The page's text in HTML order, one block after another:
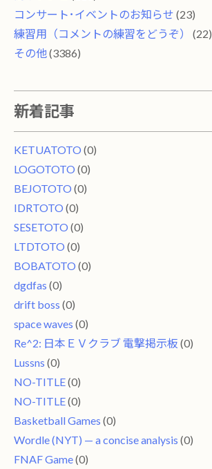
コンサート･イベントのお知らせ (23)
練習用（コメントの練習をどうぞ）
(22)
その他 (3386)
新着記事
KETUATOTO (0)
LOGOTOTO (0)
BEJOTOTO (0)
IDRTOTO (0)
SESETOTO (0)
LTDTOTO (0)
BOBATOTO (0)
dgdfas (0)
drift boss (0)
space waves (0)
Re^2: 日本ＥＶクラブ 電撃掲示板 (0)
Lussns (0)
NO-TITLE(0)
NO-TITLE(0)
Basketball Games (0)
Wordle (NYT) — a concise analysis (0)
FNAF Game(0)